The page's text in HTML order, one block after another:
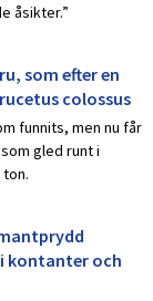
åsikter.”
som efter en
colossus
funnits, men nu får
gled runt i
kontanter och